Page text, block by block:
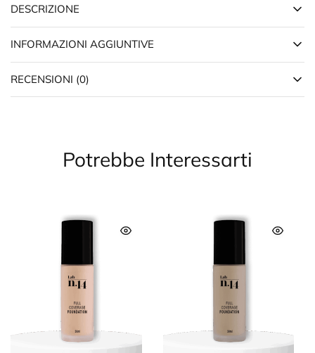
DESCRIZIONE
INFORMAZIONI AGGIUNTIVE
RECENSIONI (0)
Potrebbe Interessarti